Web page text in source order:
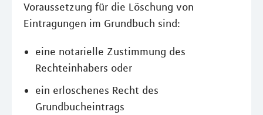
Voraussetzung für die Löschung von
Eintragungen im Grundbuch sind:
eine notarielle Zustimmung des
Rechteinhabers oder
ein erloschenes Recht des
Grundbucheintrags